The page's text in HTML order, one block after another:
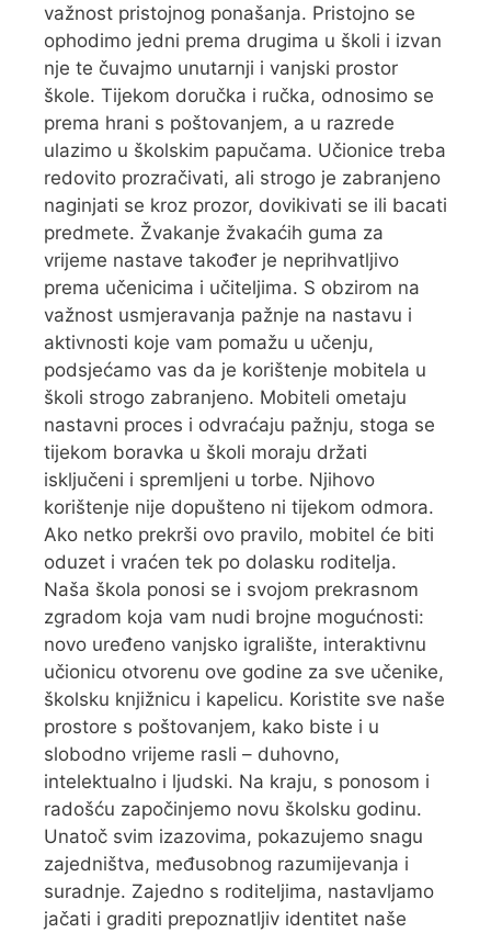
važnost pristojnog ponašanja. Pristojno se
ophodimo jedni prema drugima u školi i izvan
nje te čuvajmo unutarnji i vanjski prostor
škole. Tijekom doručka i ručka, odnosimo se
prema hrani s poštovanjem, a u razrede
ulazimo u školskim papučama. Učionice treba
redovito prozračivati, ali strogo je zabranjeno
naginjati se kroz prozor, dovikivati se ili bacati
predmete. Žvakanje žvakaćih guma za
vrijeme nastave također je neprihvatljivo
prema učenicima i učiteljima. S obzirom na
važnost usmjeravanja pažnje na nastavu i
aktivnosti koje vam pomažu u učenju,
podsjećamo vas da je korištenje mobitela u
školi strogo zabranjeno. Mobiteli ometaju
nastavni proces i odvraćaju pažnju, stoga se
tijekom boravka u školi moraju držati
isključeni i spremljeni u torbe. Njihovo
korištenje nije dopušteno ni tijekom odmora.
Ako netko prekrši ovo pravilo, mobitel će biti
oduzet i vraćen tek po dolasku roditelja.
Naša škola ponosi se i svojom prekrasnom
zgradom koja vam nudi brojne mogućnosti:
novo uređeno vanjsko igralište, interaktivnu
učionicu otvorenu ove godine za sve učenike,
školsku knjižnicu i kapelicu. Koristite sve naše
prostore s poštovanjem, kako biste i u
slobodno vrijeme rasli – duhovno,
intelektualno i ljudski. Na kraju, s ponosom i
radošću započinjemo novu školsku godinu.
Unatoč svim izazovima, pokazujemo snagu
zajedništva, međusobnog razumijevanja i
suradnje. Zajedno s roditeljima, nastavljamo
jačati i graditi prepoznatljiv identitet naše